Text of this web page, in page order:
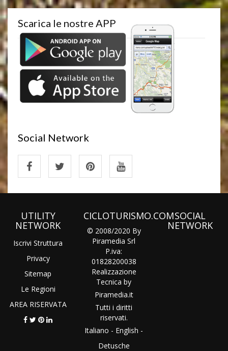
Scarica le nostre APP
Social Network
UTILITY
NETWORK
Iscrivi Struttura
Privacy
Sitemap
Le Regioni
AREA RISERVATA
CICLOTURISMO.COM
© 2008/2020 By
Piramedia Srl
P.iva:
01828200038
Realizzazione
Tecnica by
Piramedia.it
Tutti i diritti
riservati.
Italiano - English -
Detusche
SOCIAL
NETWORK